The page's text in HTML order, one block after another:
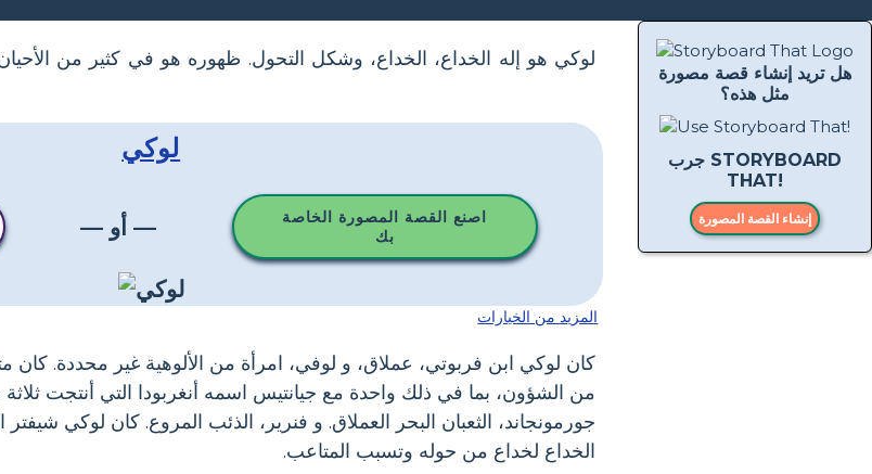
هل تريد إنشاء قصة مصورة
مثل هذه؟
جرب STORYBOARD
THAT!
إنشاء القصة المصورة
لوكي هو إله الخداع، الخداع، وشكل التحول. ظهوره هو في كثير من
لوكي
— أو —
اصنع القصة المصورة الخاصة
بك
المزيد من الخيارات
كان لوكي ابن فربوتي، عملاق، و لوفي، امرأة من الألوهية غير محددة. كان
من الشؤون، بما في ذلك واحدة مع جيانتيس اسمه أنغربودا التي أنتجت
جورمونجاند، الثعبان البحر العملاق. و فنرير، الذئب المروع. كان لوكي
الخداع لخداع من حوله وتسبب المتاعب.